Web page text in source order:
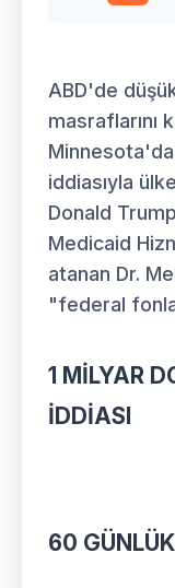
ABD'de
masraflarını
iddiasıyla
Donald
Medicaid
atanan Dr.
"federal
1 MİLYAR
İDDİASI
60